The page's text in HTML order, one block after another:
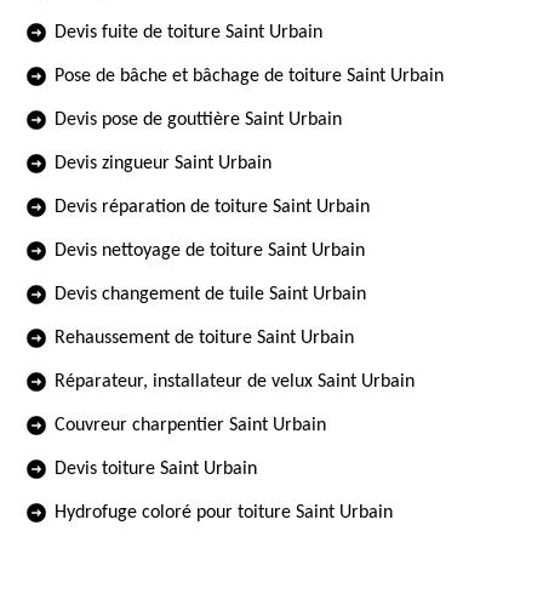
Devis fuite de toiture Saint Urbain
Pose de bâche et bâchage de toiture Saint Urbain
Devis pose de gouttière Saint Urbain
Devis zingueur Saint Urbain
Devis réparation de toiture Saint Urbain
Devis nettoyage de toiture Saint Urbain
Devis changement de tuile Saint Urbain
Rehaussement de toiture Saint Urbain
Réparateur, installateur de velux Saint Urbain
Couvreur charpentier Saint Urbain
Devis toiture Saint Urbain
Hydrofuge coloré pour toiture Saint Urbain